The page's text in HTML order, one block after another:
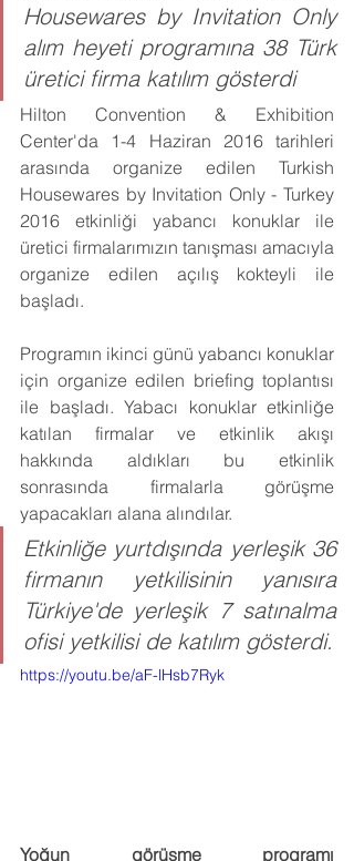
Housewares by Invitation Only
alım heyeti programına 38 Türk
üretici firma katılım gösterdi
Hilton Convention & Exhibition
Center'da 1-4 Haziran 2016 tarihleri
arasında organize edilen Turkish
Housewares by Invitation Only - Turkey
2016 etkinliği yabancı konuklar ile
üretici firmalarımızın tanışması amacıyla
organize edilen açılış kokteyli ile
başladı.
Programın ikinci günü yabancı konuklar
için organize edilen briefing toplantısı
ile başladı. Yabacı konuklar etkinliğe
katılan firmalar ve etkinlik akışı
hakkında aldıkları bu etkinlik
sonrasında firmalarla görüşme
yapacakları alana alındılar.
Etkinliğe yurtdışında yerleşik 36
firmanın yetkilisinin yanısıra
Türkiye'de yerleşik 7 satınalma
ofisi yetkilisi de katılım gösterdi.
https://youtu.be/aF-lHsb7Ryk
Yoğun görüşme programı